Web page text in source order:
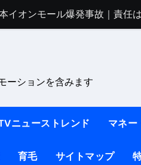
イオンモール爆発事故｜責任
者が教える】本当に痩せる薬
綾が2週間で3.5kg痩せた方法
者が解説】このふくらはぎ痩
ーションを含みます
ニューストレンド マネー
育毛 サイトマップ